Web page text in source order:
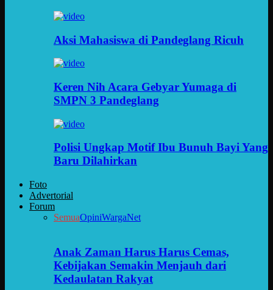
Aksi Mahasiswa di Pandeglang Ricuh
Keren Nih Acara Gebyar Yumaga di
SMPN 3 Pandeglang
Polisi Ungkap Motif Ibu Bunuh Bayi Yang
Baru Dilahirkan
Foto
Advertorial
Forum
SemuaOpiniWargaNet
Anak Zaman Harus Harus Cemas,
Kebijakan Semakin Menjauh dari
Kedaulatan Rakyat